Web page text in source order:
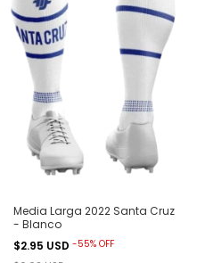
Media Larga 2022 Santa Cruz
- Blanco
$2.95 USD -55% OFF